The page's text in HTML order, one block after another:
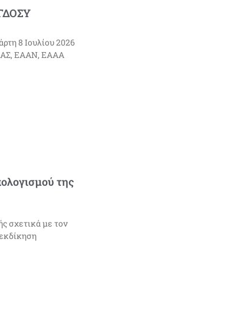
8 Ιουλίου 2026
ΕΑΑΝ, ΕΑΑΑ
της
σχετικά με τον